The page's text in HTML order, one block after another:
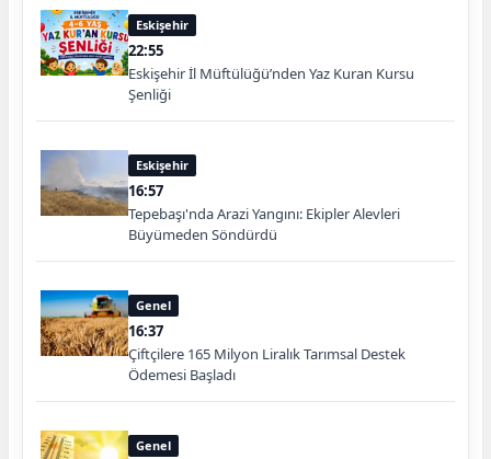
Eskişehir
22:55
Eskişehir İl Müftülüğü’nden Yaz Kuran Kursu
Şenliği
Eskişehir
16:57
Tepebaşı'nda Arazi Yangını: Ekipler Alevleri
Büyümeden Söndürdü
Genel
16:37
Çiftçilere 165 Milyon Liralık Tarımsal Destek
Ödemesi Başladı
Genel